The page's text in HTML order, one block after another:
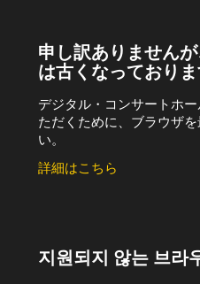
申し訳ありません
は古くなっており
デジタル・コンサートホ
ただくために、ブラウザ
い。
詳細はこちら
지원되지 않는 브라